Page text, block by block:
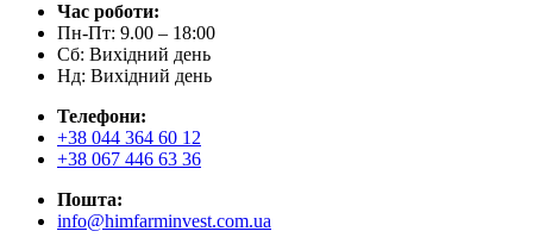
Час роботи:
Пн-Пт: 9.00 – 18:00
Сб: Вихідний день
Нд: Вихідний день
Телефони:
+38 044 364 60 12
+38 067 446 63 36
Пошта:
info@himfarminvest.com.ua